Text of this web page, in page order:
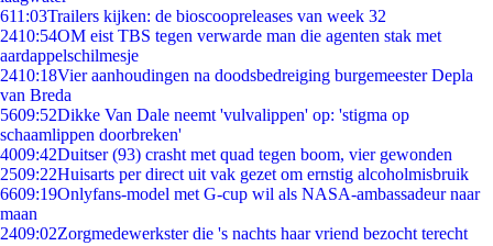
611:03Trailers kijken: de bioscoopreleases van week 32
2410:54OM eist TBS tegen verwarde man die agenten stak met
aardappelschilmesje
2410:18Vier aanhoudingen na doodsbedreiging burgemeester Depla
van Breda
5609:52Dikke Van Dale neemt 'vulvalippen' op: 'stigma op
schaamlippen doorbreken'
4009:42Duitser (93) crasht met quad tegen boom, vier gewonden
2509:22Huisarts per direct uit vak gezet om ernstig alcoholmisbruik
6609:19Onlyfans-model met G-cup wil als NASA-ambassadeur naar
maan
2409:02Zorgmedewerkster die 's nachts haar vriend bezocht terecht